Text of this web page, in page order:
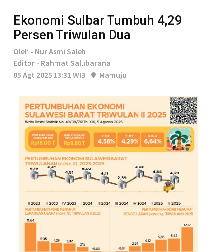
Ekonomi Sulbar Tumbuh 4,29
Persen Triwulan Dua
Oleh - Nur Asmi Saleh
Editor - Rahmat Salubarana
05 Agt 2025 13:31 WIB
Mamuju